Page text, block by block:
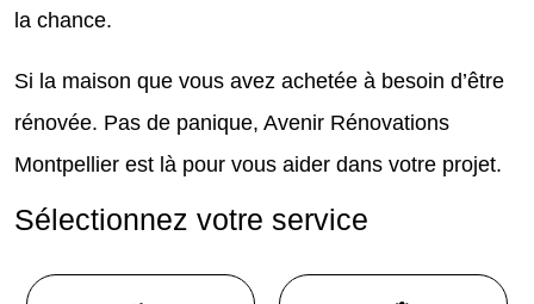
la chance.
Si la maison que vous avez achetée à besoin d’être
rénovée. Pas de panique, Avenir Rénovations
Montpellier est là pour vous aider dans votre projet.
Sélectionnez votre service